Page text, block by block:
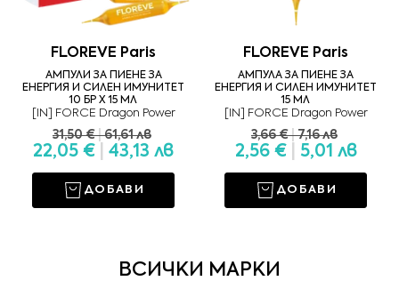
FLOREVE Paris
АМПУЛИ ЗА ПИЕНЕ ЗА
ЕНЕРГИЯ И СИЛЕН ИМУНИТЕТ
10 БР Х 15 МЛ
[IN] FORCE Dragon Power
31,50 €|61,61 лв
22,05 € 43,13 лв
ДОБАВИ
FLOREVE Paris
АМПУЛА ЗА ПИЕНЕ ЗА
ЕНЕРГИЯ И СИЛЕН ИМУНИТЕТ
15 МЛ
[IN] FORCE Dragon Power
3,66 €|7,16 лв
2,56 € 5,01 лв
ДОБАВИ
ВСИЧКИ МАРКИ